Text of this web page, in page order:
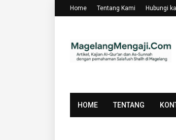
Home Tentang Kami Hubungi
HOME TENTANG